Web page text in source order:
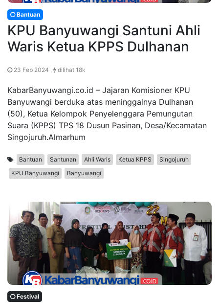
Bantuan
KPU Banyuwangi Santuni Ahli
Waris Ketua KPPS Dulhanan
23 Feb 2024 , dilihat 18k
KabarBanyuwangi.co.id – Jajaran Komisioner KPU
Banyuwangi berduka atas meninggalnya Dulhanan
(50), Ketua Kelompok Penyelenggara Pemungutan
Suara (KPPS) TPS 18 Dusun Pasinan, Desa/Kecamatan
Singojuruh.Almarhum
Bantuan Santunan Ahli Waris Ketua KPPS
Singojuruh
KPU Banyuwangi
Banyuwangi
Festival